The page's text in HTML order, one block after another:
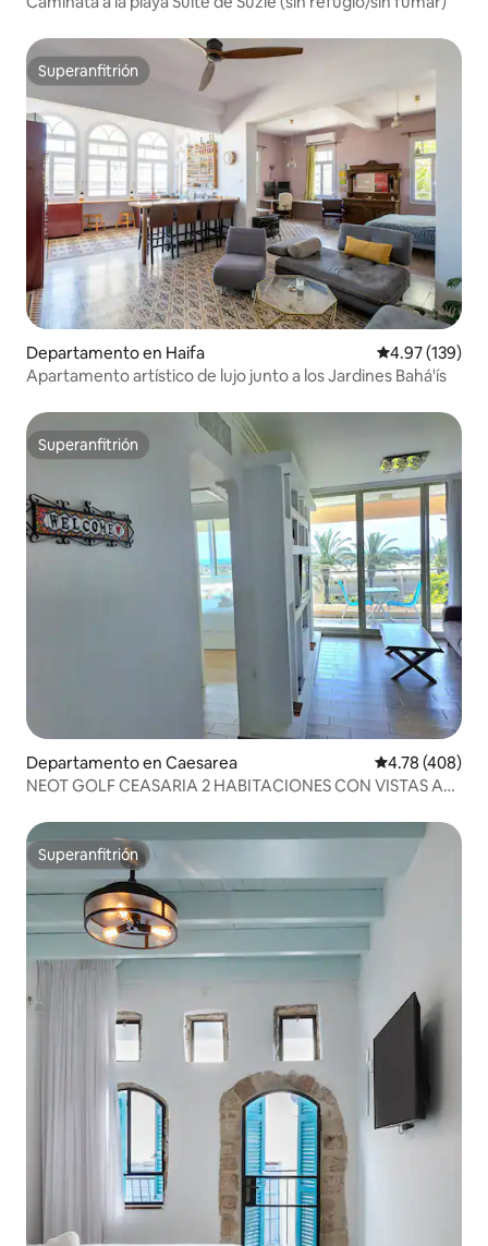
Superanfitrión
Superanfitrión
Departamento en Haifa Calificación
4.97 (139)
Apartamento artístico de lujo junto a los Jardines Bahá'ís
Superanfitrión
Superanfitrión
Departamento en Caesarea Calificación
4.78 (408)
NEOT GOLF CEASARIA 2 HABITACIONES CON VISTAS AL
Superanfitrión
Superanfitrión